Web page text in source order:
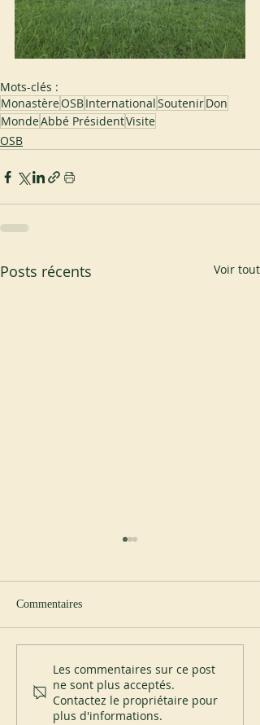
Mots-clés :
MonastèreOSBInternationalSoutenirDon
MondeAbbé PrésidentVisite
OSB
Posts récents Voir tout
Commentaires
Les commentaires sur ce post
ne sont plus acceptés.
Contactez le propriétaire pour
plus d'informations.